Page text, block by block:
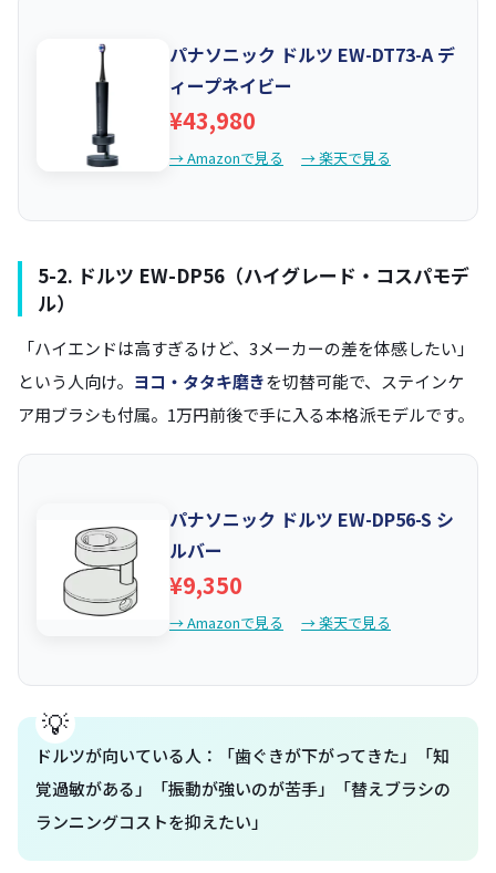
パナソニック ドルツ EW-DT73-A デ
ィープネイビー
¥43,980
→ Amazonで見る → 楽天で見る
5-2. ドルツ EW-DP56（ハイグレード・コスパモデ
ル）
「ハイエンドは高すぎるけど、3メーカーの差を体感したい」
という人向け。 ヨコ・タタキ磨きを切替可能で、ステインケ
ア用ブラシも付属。1万円前後で手に入る本格派モデルです。
パナソニック ドルツ EW-DP56-S シ
ルバー
¥9,350
→ Amazonで見る → 楽天で見る
ドルツが向いている人：「歯ぐきが下がってきた」「知
覚過敏がある」「振動が強いのが苦手」「替えブラシの
ランニングコストを抑えたい」